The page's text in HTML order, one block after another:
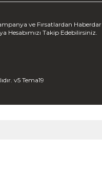
ve Fırsatlardan Haberdar
Hesabımızı Takip Edebilirsiniz.
v5 Tema19